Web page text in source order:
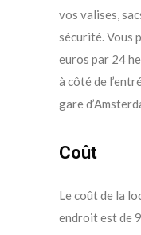
vos valises,
sécurité. Vous
euros par 24
à côté de
gare
Coût
Le coût de la
endroit est de